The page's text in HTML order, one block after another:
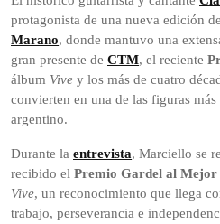
protagonista de una nueva edición de
Marano, donde mantuvo una
gran presente de CTM, el reciente
álbum Vive y los más de cuatro
convierten en una de las figuras
argentino.
Durante la entrevista, Marciello se
recibido el Premio Gardel al Mejor
Vive, un reconocimiento que llega
trabajo, perseverancia e